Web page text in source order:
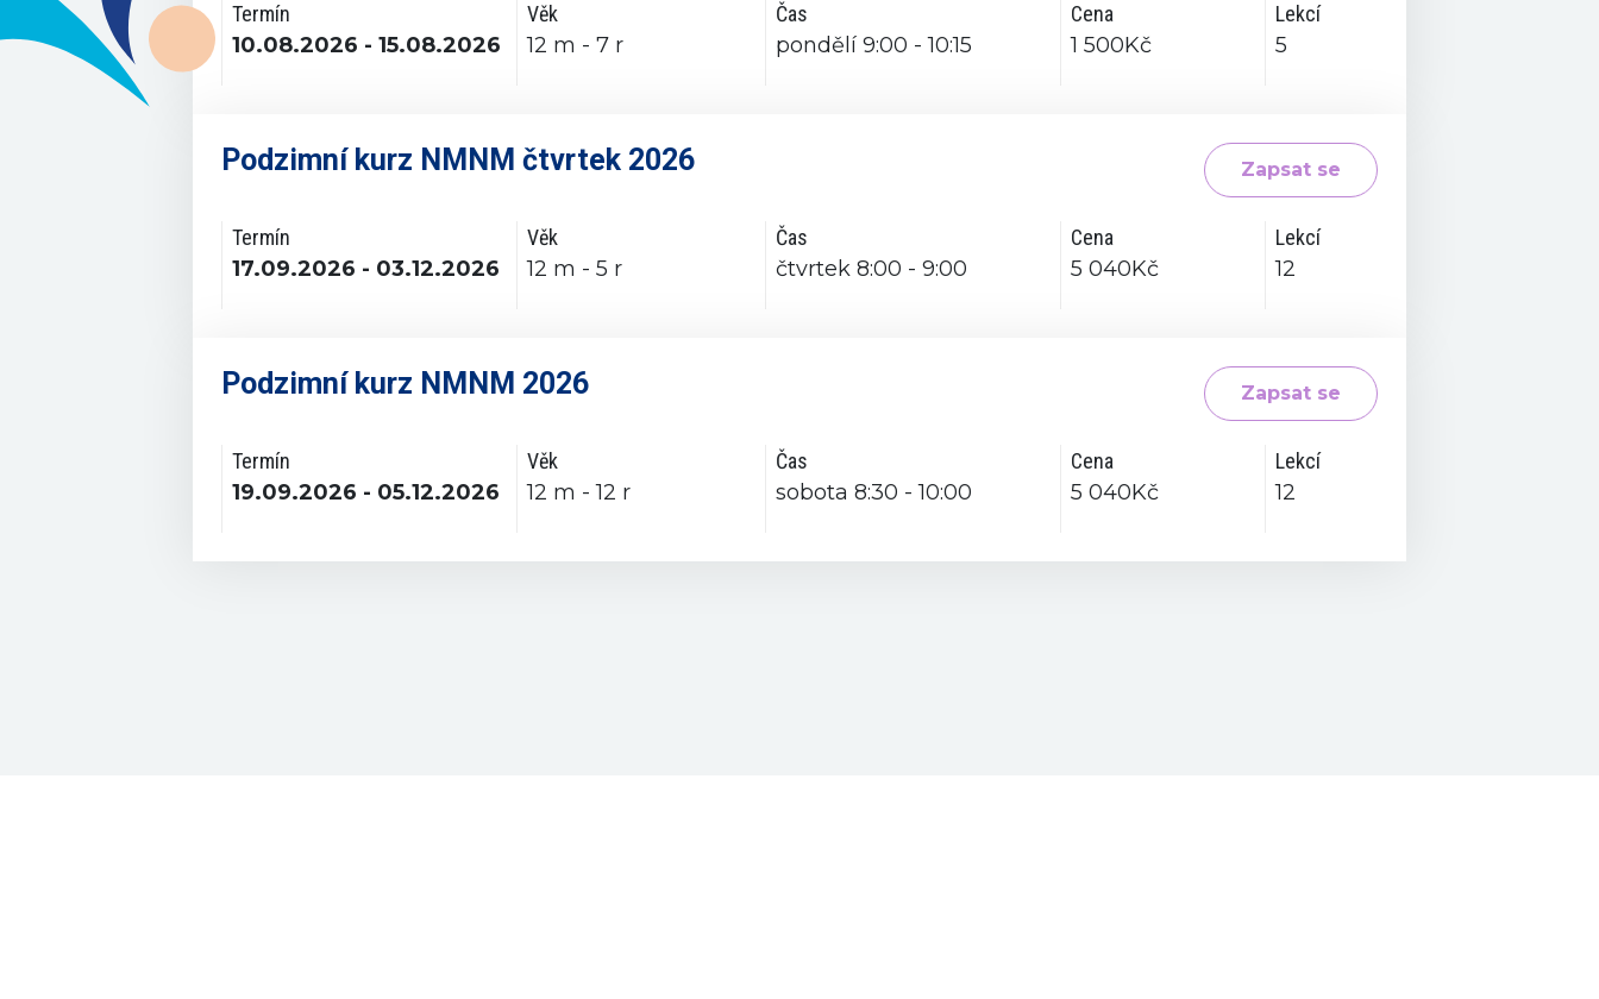
Termín
10.08.2026 - 15.08.2026
Věk
12 m - 7 r
Čas
pondělí 9:00 - 10:15
Cena
1 500Kč
Lekcí
5
Podzimní kurz NMNM čtvrtek 2026 Zapsat se
Termín
17.09.2026 - 03.12.2026
Věk
12 m - 5 r
Čas
čtvrtek 8:00 - 9:00
Cena
5 040Kč
Lekcí
12
Podzimní kurz NMNM 2026 Zapsat se
Termín
19.09.2026 - 05.12.2026
Věk
12 m - 12 r
Čas
sobota 8:30 - 10:00
Cena
5 040Kč
Lekcí
12